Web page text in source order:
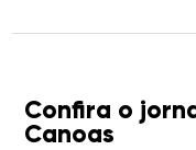
Confira o
Canoas